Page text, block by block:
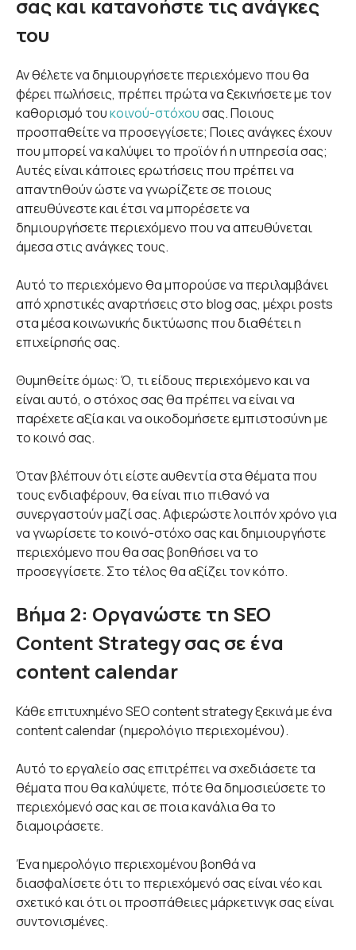
σας και κατανοήστε τις ανάγκες
του
Αν θέλετε να δημιουργήσετε περιεχόμενο που θα
φέρει πωλήσεις, πρέπει πρώτα να ξεκινήσετε με τον
καθορισμό τουκοινού-στόχουσας. Ποιους
προσπαθείτε να προσεγγίσετε; Ποιες ανάγκες έχουν
που μπορεί να καλύψει το προϊόν ή η υπηρεσία σας;
Αυτές είναι κάποιες ερωτήσεις που πρέπει να
απαντηθούν ώστε να γνωρίζετε σε ποιους
απευθύνεστε και έτσι να μπορέσετε να
δημιουργήσετε περιεχόμενο που να απευθύνεται
άμεσα στις ανάγκες τους.
Αυτό το περιεχόμενο θα μπορούσε να περιλαμβάνει
από χρηστικές αναρτήσεις στο blog σας, μέχρι posts
στα μέσα κοινωνικής δικτύωσης που διαθέτει η
επιχείρησής σας.
Θυμηθείτε όμως: Ό, τι είδους περιεχόμενο και να
είναι αυτό, ο στόχος σας θα πρέπει να είναι να
παρέχετε αξία και να οικοδομήσετε εμπιστοσύνη με
το κοινό σας.
Όταν βλέπουν ότι είστε αυθεντία στα θέματα που
τους ενδιαφέρουν, θα είναι πιο πιθανό να
συνεργαστούν μαζί σας. Αφιερώστε λοιπόν χρόνο για
να γνωρίσετε το κοινό-στόχο σας και δημιουργήστε
περιεχόμενο που θα σας βοηθήσει να το
προσεγγίσετε. Στο τέλος θα αξίζει τον κόπο.
Βήμα 2: Οργανώστε τη SEO
Content Strategy σας σε ένα
content calendar
Κάθε επιτυχημένο SEO content strategy ξεκινά με ένα
content calendar (ημερολόγιο περιεχομένου).
Αυτό το εργαλείο σας επιτρέπει να σχεδιάσετε τα
θέματα που θα καλύψετε, πότε θα δημοσιεύσετε το
περιεχόμενό σας και σε ποια κανάλια θα το
διαμοιράσετε.
Ένα ημερολόγιο περιεχομένου βοηθά να
διασφαλίσετε ότι το περιεχόμενό σας είναι νέο και
σχετικό και ότι οι προσπάθειες μάρκετινγκ σας είναι
συντονισμένες.